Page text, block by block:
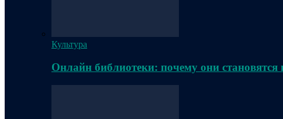
Культура
Онлайн библиотеки: почему они